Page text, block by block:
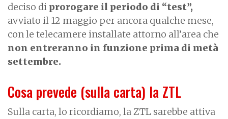
deciso di prorogare il periodo di “test”,
avviato il 12 maggio per ancora qualche mese,
con le telecamere installate attorno all’area che
non entreranno in funzione prima di metà
settembre.
Cosa prevede (sulla carta) la ZTL
Sulla carta, lo ricordiamo, la ZTL sarebbe attiva